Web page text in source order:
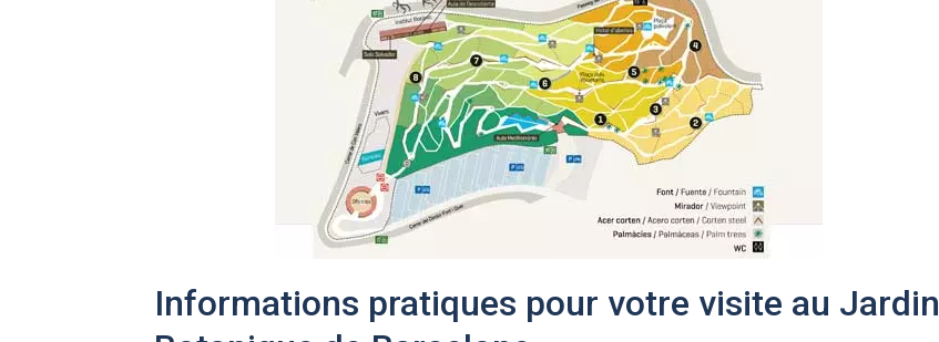
Informations pratiques pour votre visite au Jardin